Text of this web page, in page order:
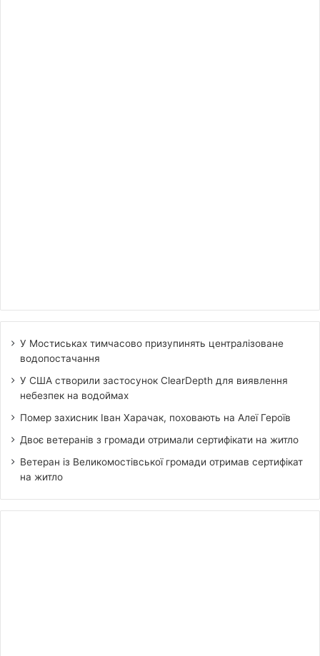
У Мостиськах тимчасово призупинять централізоване
водопостачання
У США створили застосунок ClearDepth для виявлення
небезпек на водоймах
Помер захисник Іван Харачак, поховають на Алеї Героїв
Двоє ветеранів з громади отримали сертифікати на житло
Ветеран із Великомостівської громади отримав сертифікат
на житло